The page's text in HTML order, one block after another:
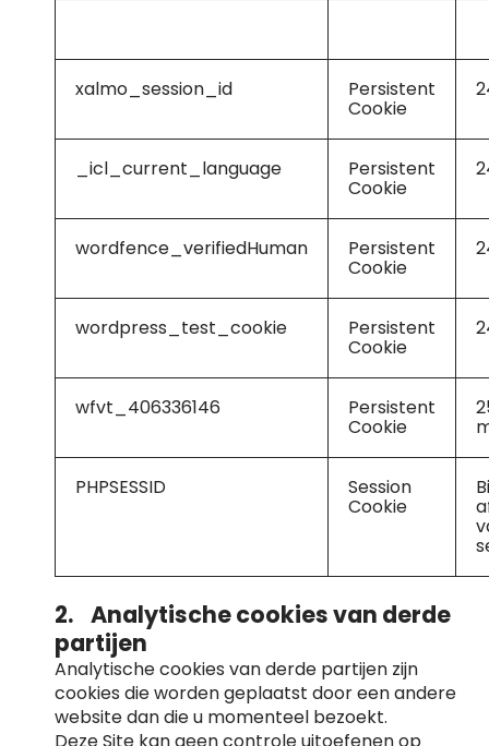
xalmo_session_id Persistent
Cookie
_icl_current_language Persistent
Cookie
wordfence_verifiedHuman Persistent
Cookie
wordpress_test_cookie Persistent
Cookie
wfvt_406336146 Persistent
Cookie
PHPSESSID Session
Cookie
2. Analytische cookies van derde
partijen
Analytische cookies van derde partijen zijn
cookies die worden geplaatst door een andere
website dan die u momenteel bezoekt.